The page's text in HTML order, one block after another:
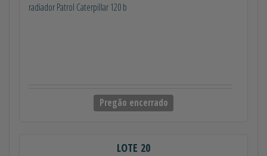
radiador Patrol Caterpillar 120 b
Pregão encerrado
LOTE 20